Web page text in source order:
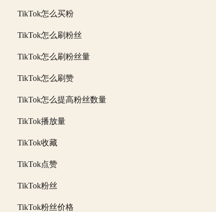
TikTok怎么买粉
TikTok怎么刷粉丝
TikTok怎么刷粉丝量
TikTok怎么刷赞
TikTok怎么提高粉丝数量
TikTok播放量
TikTok收藏
TikTok点赞
TikTok粉丝
TikTok粉丝价格